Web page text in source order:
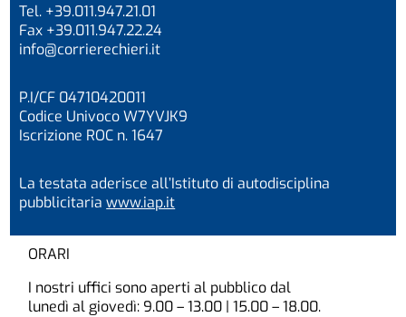
Tel. +39.011.947.21.01
Fax +39.011.947.22.24
info@corrierechieri.it
P.I/CF 04710420011
Codice Univoco W7YVJK9
Iscrizione ROC n. 1647
La testata aderisce all’Istituto di autodisciplina
pubblicitariawww.iap.it
ORARI
I nostri uffici sono aperti al pubblico dal
lunedì al giovedì: 9.00 – 13.00 | 15.00 – 18.00.